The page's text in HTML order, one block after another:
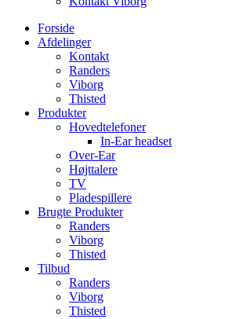
Forside
Afdelinger
Kontakt
Randers
Viborg
Thisted
Produkter
Hovedtelefoner
In-Ear headset
Over-Ear
Højttalere
TV
Pladespillere
Brugte Produkter
Randers
Viborg
Thisted
Tilbud
Randers
Viborg
Thisted